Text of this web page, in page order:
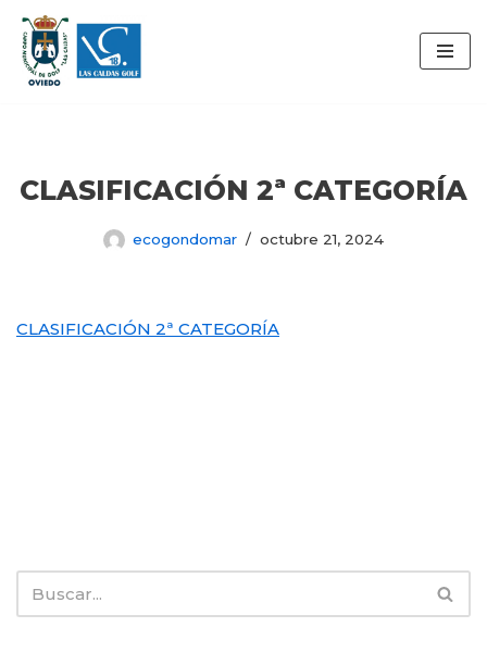
Saltar
al
CLASIFICACIÓN 2ª CATEGORÍA
ecogondomar octubre 21, 2024
CLASIFICACIÓN 2ª CATEGORÍA